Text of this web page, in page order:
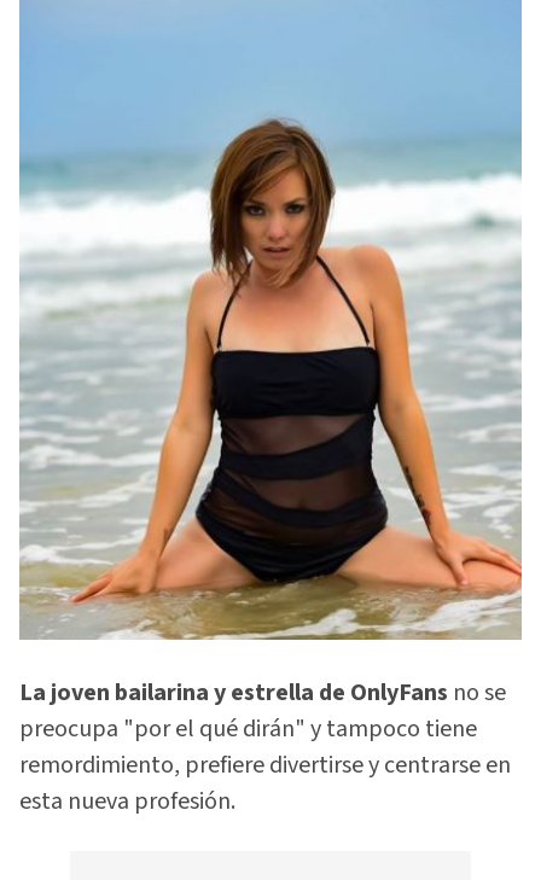
La joven bailarina y estrella de OnlyFans no se
preocupa "por el qué dirán" y tampoco tiene
remordimiento, prefiere divertirse y centrarse en
esta nueva profesión.